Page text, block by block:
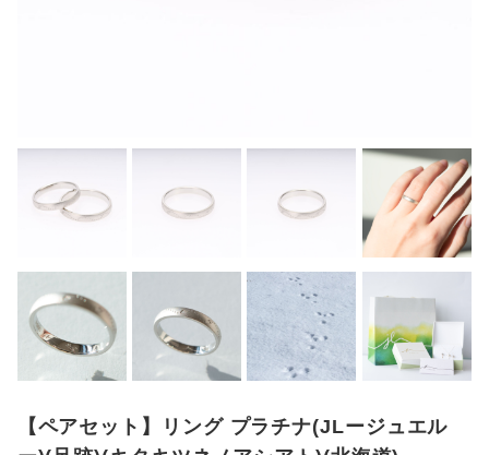
【ペアセット】リング プラチナ(JLージュエル